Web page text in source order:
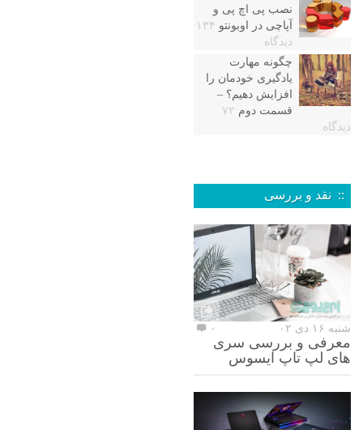
نصب پی اچ پی و
آپاچی در اوبونتو ۱۳۴
دیدگاه
چگونه مهارت
یادگیری خودمان را
افزایش دهیم؟ –
قسمت دوم ۷۲
دیدگاه
:: نقد و بررسی
شنبه ۱۶ دی ۰۲ ۰
معرفی و بررسی سری
های لپ تاپ ایسوس